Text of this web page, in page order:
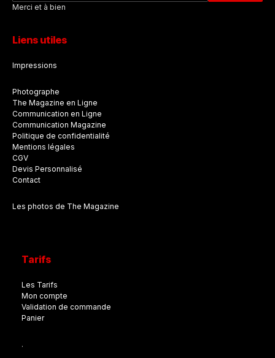
Merci et à bien
Liens utiles
Impressions
Photographe
The Magazine en Ligne
Communication en Ligne
Communication Magazine
Politique de confidentialité
Mentions légales
CGV
Devis Personnalisé
Contact
Les photos de The Magazine
Tarifs
Les Tarifs
Mon compte
Validation de commande
Panier
.